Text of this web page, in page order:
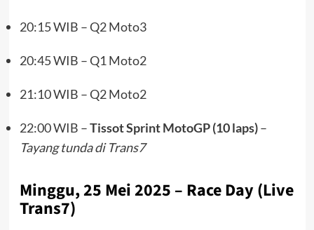
20:15 WIB – Q2 Moto3
20:45 WIB – Q1 Moto2
21:10 WIB – Q2 Moto2
22:00 WIB –Tissot Sprint MotoGP (10 laps)–
Tayang tunda di Trans7
Minggu, 25 Mei 2025 – Race Day (Live
Trans7)